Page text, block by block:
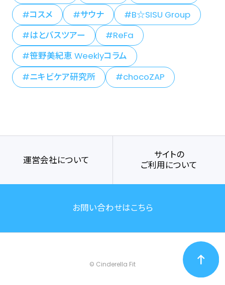
コスメ
サウナ
B☆SISU Group
はとバスツアー
ReFa
笹野美紀恵 Weeklyコラム
ニキビケア研究所
chocoZAP
運営会社について
サイトの
ご利用について
お問い合わせはこちら
© Cinderella Fit